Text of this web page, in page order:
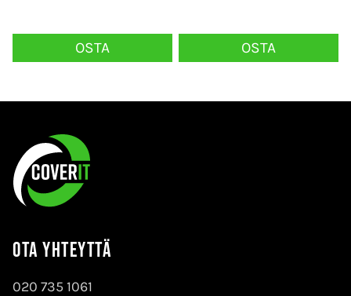
OSTA OSTA
Ota yhteyttä
020 735 1061